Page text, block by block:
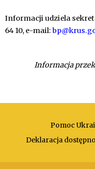
Informacji udziela
64 10, e-mail:
Informacja
Pomoc
Deklaracja